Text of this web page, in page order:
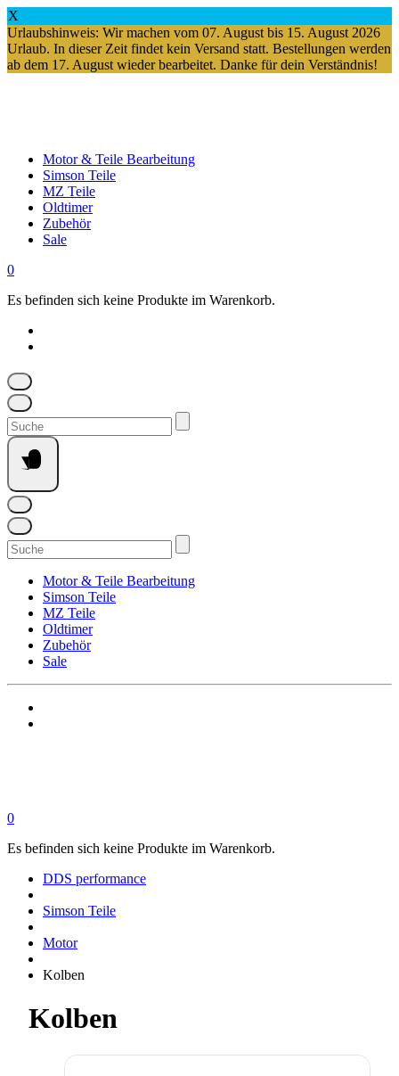
X
Urlaubshinweis: Wir machen vom 07. August bis 15. August 2026
Urlaub. In dieser Zeit findet kein Versand statt. Bestellungen werden
ab dem 17. August wieder bearbeitet. Danke für dein Verständnis!
Motor & Teile Bearbeitung
Simson Teile
MZ Teile
Oldtimer
Zubehör
Sale
0
Es befinden sich keine Produkte im Warenkorb.
Suchen
nach:
Suchen
nach:
Motor & Teile Bearbeitung
Simson Teile
MZ Teile
Oldtimer
Zubehör
Sale
0
Es befinden sich keine Produkte im Warenkorb.
DDS performance
Simson Teile
Motor
Kolben
Kolben